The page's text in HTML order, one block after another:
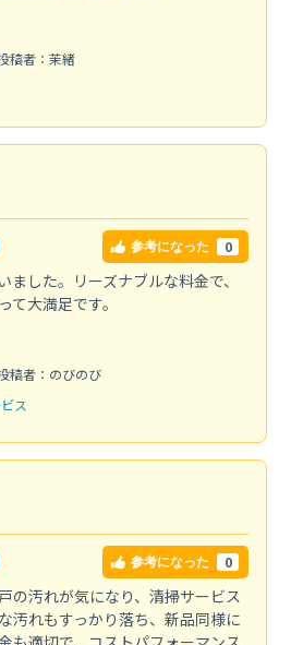
稿者：茉緒
参考になった 0
した。リーズナブルな料金で、
大満足です。
稿者：のびのび
ス
参考になった 0
の汚れが気になり、清掃サービス
汚れもすっかり落ち、新品同様に